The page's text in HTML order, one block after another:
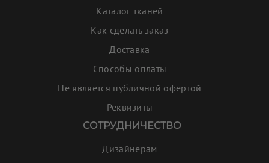
Каталог тканей
Как сделать заказ
Доставка
Способы оплаты
Не является публичной офертой
Реквизиты
СОТРУДНИЧЕСТВО
Дизайнерам